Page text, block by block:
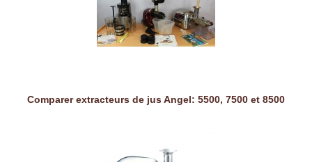
Comparer extracteurs de jus Angel: 5500, 7500 et 8500